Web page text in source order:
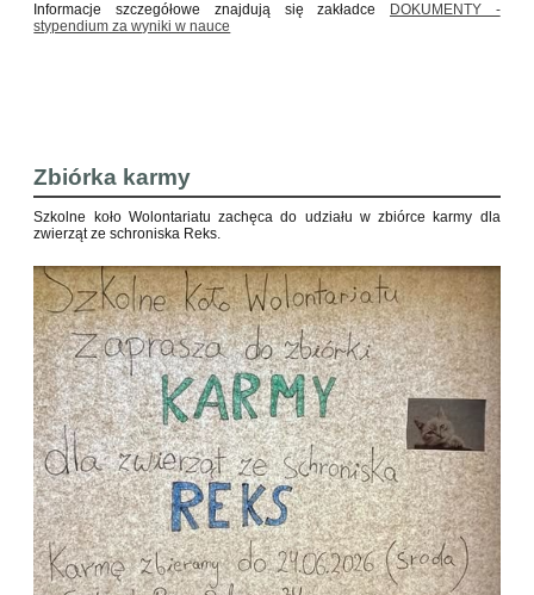
Informacje szczegółowe znajdują się zakładce
DOKUMENTY -
stypendium za wyniki w nauce
Zbiórka karmy
Szkolne koło Wolontariatu zachęca do udziału w zbiórce karmy dla
zwierząt ze schroniska Reks.